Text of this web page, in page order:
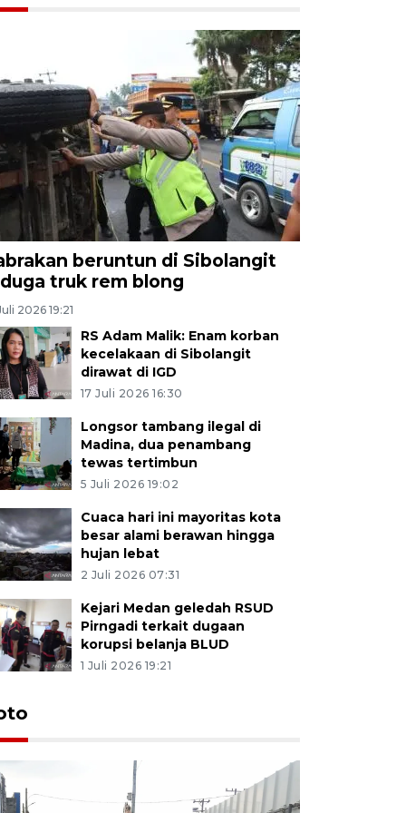
beruntun di Sibolangit
truk rem blong
2026 19:21
RS Adam Malik: Enam korban
kecelakaan di Sibolangit
dirawat di IGD
17 Juli 2026 16:30
Longsor tambang ilegal di
Madina, dua penambang
tewas tertimbun
5 Juli 2026 19:02
Cuaca hari ini mayoritas kota
besar alami berawan hingga
hujan lebat
2 Juli 2026 07:31
Kejari Medan geledah RSUD
Pirngadi terkait dugaan
korupsi belanja BLUD
1 Juli 2026 19:21